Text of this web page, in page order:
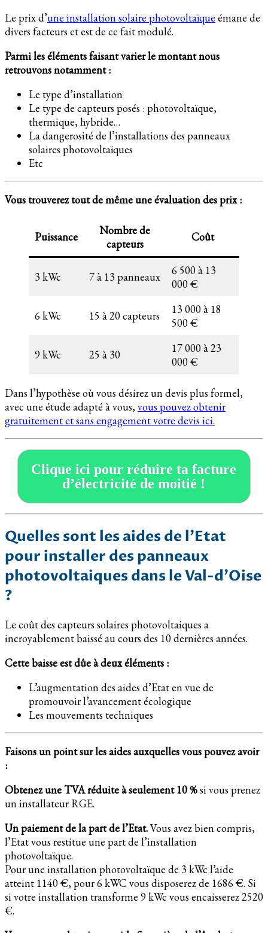
Le prix d’une installation solaire photovoltaïque émane de
divers facteurs et est de ce fait modulé.
Parmi les éléments faisant varier le montant nous
retrouvons notamment :
Le type d’installation
Le type de capteurs posés : photovoltaïque,
thermique, hybride…
La dangerosité de l’installations des panneaux
solaires photovoltaïques
Etc
Vous trouverez tout de même une évaluation des prix :
Puissance
Nombre de
capteurs
Coût
3 kWc 7 à 13 panneaux
6 500 à 13
000 €
6 kWc 15 à 20 capteurs
13 000 à 18
500 €
9 kWc 25 à 30
17 000 à 23
000 €
Dans l’hypothèse où vous désirez un devis plus formel,
avec une étude adapté à vous,vous pouvez obtenir
gratuitement et sans engagement votre devis ici.
Clique ici pour réduire ta facture
d’électricité de moitié !
Quelles sont les aides de l’Etat
pour installer des panneaux
photovoltaiques dans le Val-d’Oise
?
Le coût des capteurs solaires photovoltaiques a
incroyablement baissé au cours des 10 dernières années.
Cette baisse est dûe à deux éléments :
L’augmentation des aides d’Etat en vue de
promouvoir l’avancement écologique
Les mouvements techniques
Faisons un point sur les aides auxquelles vous pouvez avoir
:
Obtenez une TVA réduite à seulement 10 %si vous prenez
un installateur RGE.
Un paiement de la part de l’Etat.Vous avez bien compris,
l’Etat vous restitue une part de l’installation
photovoltaïque.
Pour une installation photovoltaïque de 3 kWc l’aide
atteint 1140 €, pour 6 kWC vous disposerez de 1686 €. Si
si votre installation transforme 9 kWc vous encaisserez 2520
€.